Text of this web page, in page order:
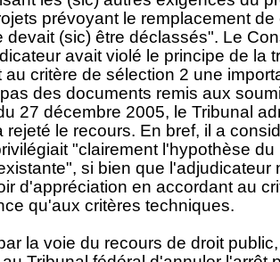
prévoyant le remplacement de
devait (sic) être déclassés". Le
avait violé le principe de la
au critère de sélection 2 une
des documents remis aux
27 décembre 2005, le Tribunal
rejeté le recours. En bref, il a
"clairement l'hypothèse du
si bien que l'adjudicateur
d'appréciation en accordant au
qu'aux critères techniques.
la voie du recours de droit